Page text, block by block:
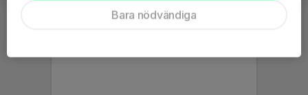
Bara nödvändiga